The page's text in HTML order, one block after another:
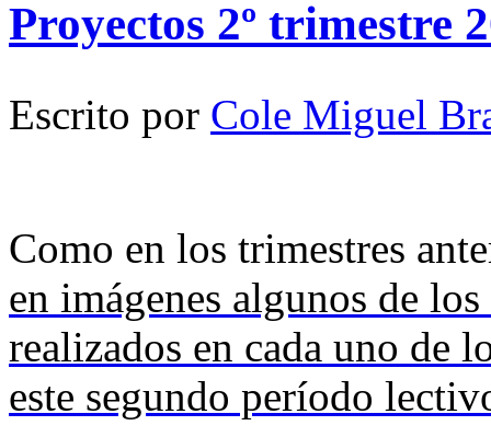
Proyectos 2º trimestre
Escrito por Cole Miguel
Como en los trimestres
en imágenes algunos de
realizados en cada uno de
este segundo período